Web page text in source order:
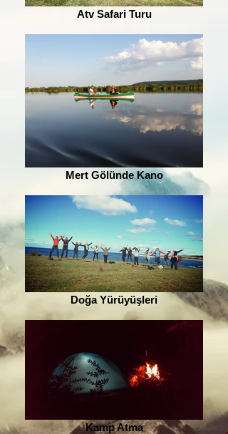
Atv Safari Turu
Mert Gölünde Kano
Doğa Yürüyüşleri
Kamp Atma